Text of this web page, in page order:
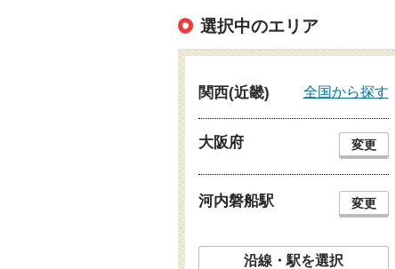
選択中のエリア
関西(近畿) 全国から探す
大阪府 変更
河内磐船駅 変更
沿線・駅を選択